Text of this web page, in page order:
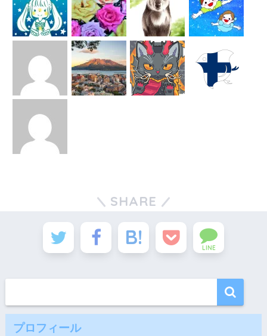
SHARE
LINE
プロフィール